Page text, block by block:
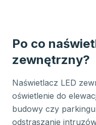
Po co
zewnętrzny?
Naświetlacz LED
oświetlenie do
budowy czy
odstraszanie